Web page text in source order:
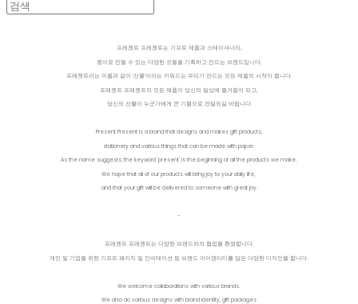
프레젠트 프레젠트는 기프트 제품과 스테이셔너리,
종이로 만들 수 있는 다양한 것들을 기획하고 만드는 브랜드입니다.
프레젠트라는 이름과 같이 ’선물’이라는 키워드는 우리가 만드는 모든 제품의 시작이 됩니다.
프레젠트 프레젠트의 모든 제품이 당신의 일상에 즐거움이 되고,
당신의 선물이 누군가에게 큰 기쁨으로 전달되길 바랍니다.
Present Present is a brand that designs and makes gift products,
stationery and various things that can be made with paper.
As the name suggests, the keyword 'present' is the beginning of all the products we make.
We hope that all of our products will bring joy to your daily life,
and that your gift will be delivered to someone with great joy.
-
프레젠트 프레젠트는 다양한 브랜드와의 협업을 환영합니다.
개인 및 기업을 위한 기프트 패키지 및 인비테이션 등 브랜드 아이덴티티를 담은 다양한 디자인을 합니다.
We welcome collaborations with various brands.
We also do various designs with brand identity, gift packages